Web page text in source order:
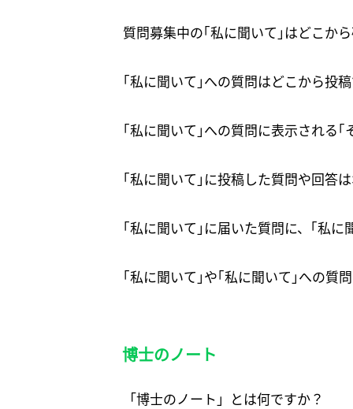
質問募集中の｢私に聞いて｣はどこか
｢私に聞いて｣への質問はどこから投
｢私に聞いて｣への質問に表示される
｢私に聞いて｣に投稿した質問や回答
｢私に聞いて｣に届いた質問に、｢私
｢私に聞いて｣や｢私に聞いて｣への質
博士のノート
「博士のノート」とは何ですか？